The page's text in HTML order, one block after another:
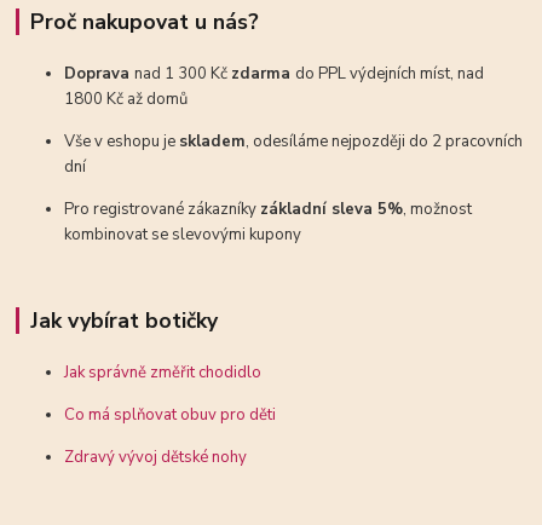
Proč nakupovat u nás?
Dopravanad 1 300 Kč zdarma do PPL výdejních míst, nad
1800 Kč až domů
Vše v eshopu je skladem, odesíláme nejpozději do 2 pracovních
dní
Pro registrované zákazníky základní sleva 5%, možnost
kombinovat se slevovými kupony
Jak vybírat botičky
Jak správně změřit chodidlo
Co má splňovat obuv pro děti
Zdravý vývoj dětské nohy